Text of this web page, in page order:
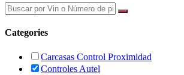
Categories
Carcasas Control Proximidad
Controles Autel